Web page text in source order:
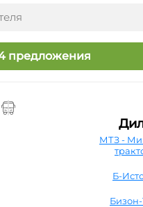
предложения
МТЗ -
Б-